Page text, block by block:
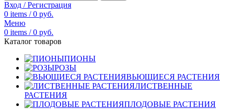
Вход / Регистрация
0 items / 0 руб.
Меню
0 items / 0 руб.
Каталог товаров
ПИОНЫ
РОЗЫ
ВЬЮЩИЕСЯ РАСТЕНИЯ
ЛИСТВЕННЫЕ
РАСТЕНИЯ
ПЛОДОВЫЕ РАСТЕНИЯ